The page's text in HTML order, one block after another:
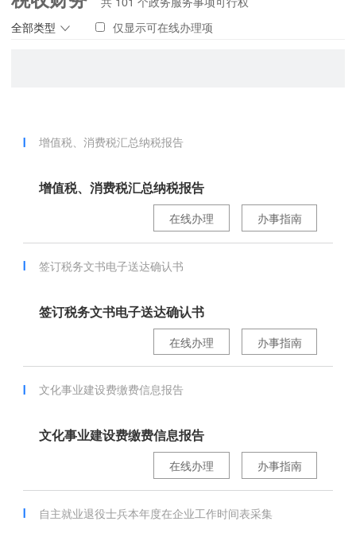
全部类型
仅显示可在线办理项
增值税、消费税汇总纳税报告
增值税、消费税汇总纳税报告
办事指南
在线办理
签订税务文书电子送达确认书
签订税务文书电子送达确认书
办事指南
在线办理
文化事业建设费缴费信息报告
文化事业建设费缴费信息报告
办事指南
在线办理
自主就业退役士兵本年度在企业工作时间表采集